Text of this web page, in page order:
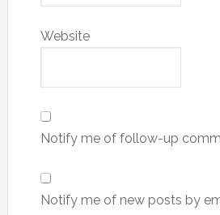
Website
Notify me of follow-up
Notify me of new posts by